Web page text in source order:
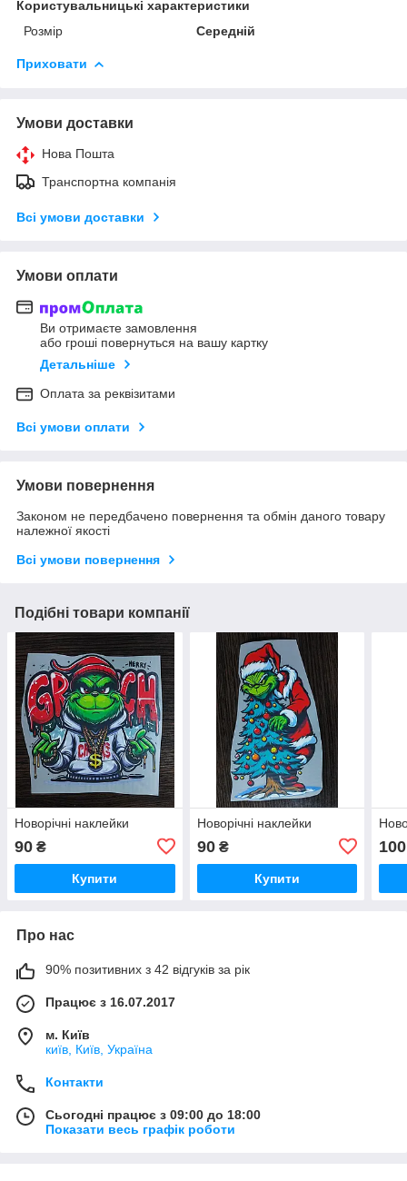
Користувальницькі характеристики
Розмір
Середній
Приховати
Умови доставки
Нова Пошта
Транспортна компанія
Всі умови доставки
Умови оплати
Ви отримаєте замовлення
або гроші повернуться на вашу картку
Детальніше
Оплата за реквізитами
Всі умови оплати
Умови повернення
Законом не передбачено повернення та обмін даного товару
належної якості
Всі умови повернення
Подібні товари компанії
Новорічні наклейки
90 ₴
Купити
Новорічні наклейки
90₴
Купити
100
Про нас
90% позитивних з 42 відгуків за рік
Працює з 16.07.2017
м. Київ
київ, Київ, Україна
Контакти
Сьогодні працює з 09:00 до 18:00
Показати весь графік роботи